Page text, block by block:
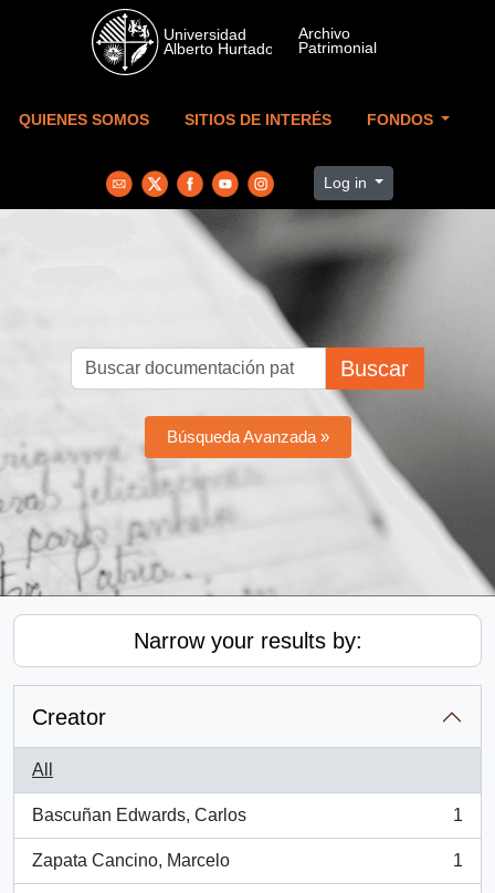
Skip to main content
QUIENES SOMOS SITIOS DE INTERÉS FONDOS
Log in
Buscar
Búsqueda Avanzada »
Narrow your results by:
Creator
All
Bascuñan Edwards, Carlos
, 1 results
1
Zapata Cancino, Marcelo
, 1 results
1